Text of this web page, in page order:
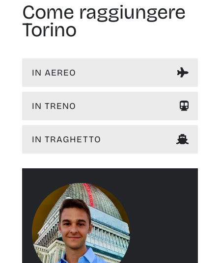
Come raggiungere
Torino
IN AEREO
IN TRENO
IN TRAGHETTO